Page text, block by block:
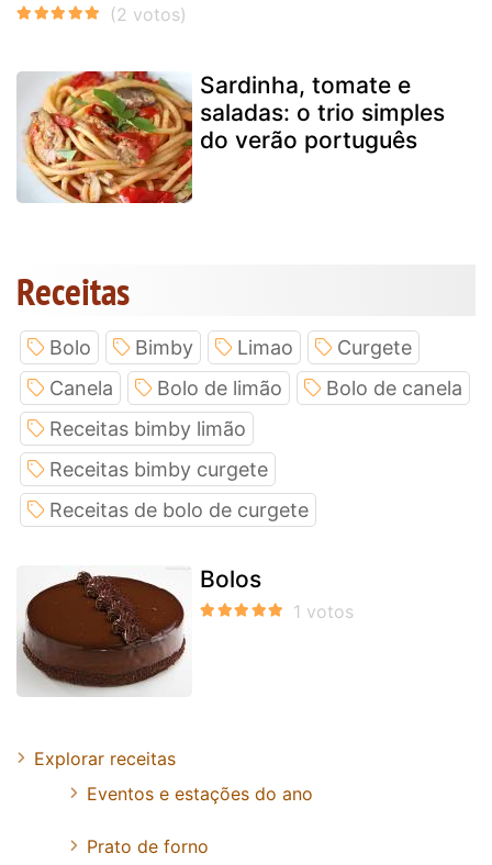
Sardinha, tomate e
saladas: o trio simples
do verão português
Receitas
Bolo Bimby Limao
Curgete
Canela
Bolo de limão
Bolo de canela
Receitas bimby limão
Receitas bimby curgete
Receitas de bolo de curgete
Bolos
Explorar receitas
Eventos e estações do ano
Prato de forno